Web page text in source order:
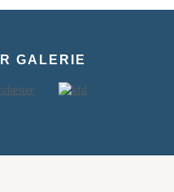
GALERIE